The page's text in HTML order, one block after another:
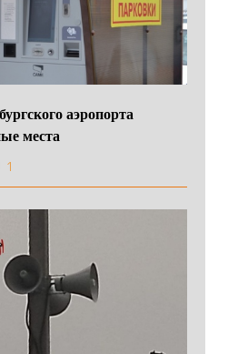
аэропорта
места
1